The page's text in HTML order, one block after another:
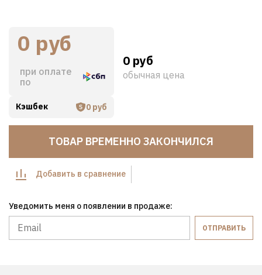
0 руб
при оплате
по
Кэшбек 0 руб
0 руб
обычная цена
ТОВАР ВРЕМЕННО ЗАКОНЧИЛСЯ
Добавить в сравнение
Уведомить меня о появлении в продаже:
ОТПРАВИТЬ